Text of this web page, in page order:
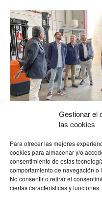
Gestionar el
las cookies
Para ofrecer las mejores
cookies para almacenar y/o
consentimiento de estas
comportamiento de navegación o
No consentir o retirar el
ciertas características y funciones.
sumado el optometrista
Anabel Paris, que han sido
con su presidente Rafael
Amo.